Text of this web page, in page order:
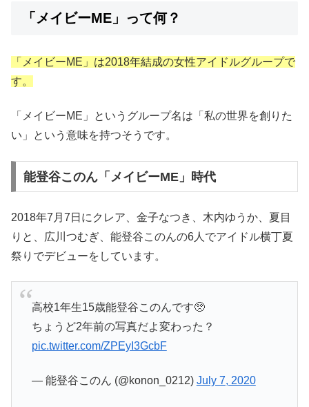
「メイビーME」って何？
「メイビーME」は2018年結成の女性アイドルグループで
す。
「メイビーME」というグループ名は「私の世界を創りた
い」という意味を持つそうです。
能登谷このん「メイビーME」時代
2018年7月7日にクレア、金子なつき、木内ゆうか、夏目
りと、広川つむぎ、能登谷このんの6人でアイドル横丁夏
祭りでデビューをしています。
高校1年生15歳能登谷このんです🥺
ちょうど2年前の写真だよ変わった？
pic.twitter.com/ZPEyI3GcbF
— 能登谷このん (@konon_0212) July 7, 2020